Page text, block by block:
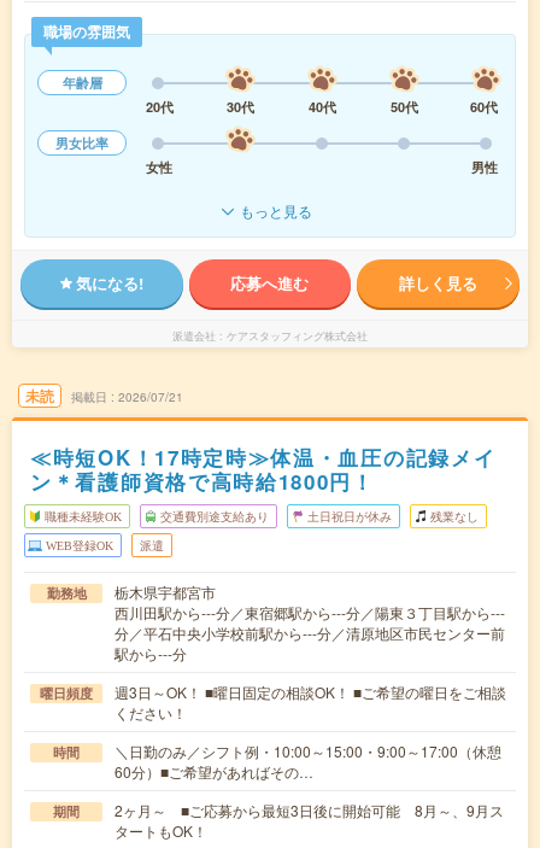
職場の雰囲気
年齢層
20代
30代 40代 50代
60代
男女比率
女性
男性
もっと見る
気になる! 応募へ進む 詳しく見る
派遣会社 ケアスタッフィング株式会社
未読 掲載日 2026/07/21
≪時短OK！17時定時≫体温・血圧の記録メイ
ン＊看護師資格で高時給1800円！
職種未経験OK 交通費別途支給あり 土日祝日が休み 残業なし
WEB登録OK 派遣
勤務地
栃木県宇都宮市
西川田駅から---分／東宿郷駅から---分／陽東３丁目駅から---
分／平石中央小学校前駅から---分／清原地区市民センター前
駅から---分
曜日頻度
週3日～OK！ ■曜日固定の相談OK！ ■ご希望の曜日をご相談
ください！
時間
＼日勤のみ／シフト例・10:00～15:00・9:00～17:00（休憩
60分）■ご希望があればその…
期間
2ヶ月～ ■ご応募から最短3日後に開始可能 8月～、9月ス
タートもOK！